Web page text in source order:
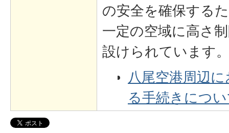
の安全を確保する
一定の空域に高さ
設けられています
八尾空港周辺
る手続きにつ